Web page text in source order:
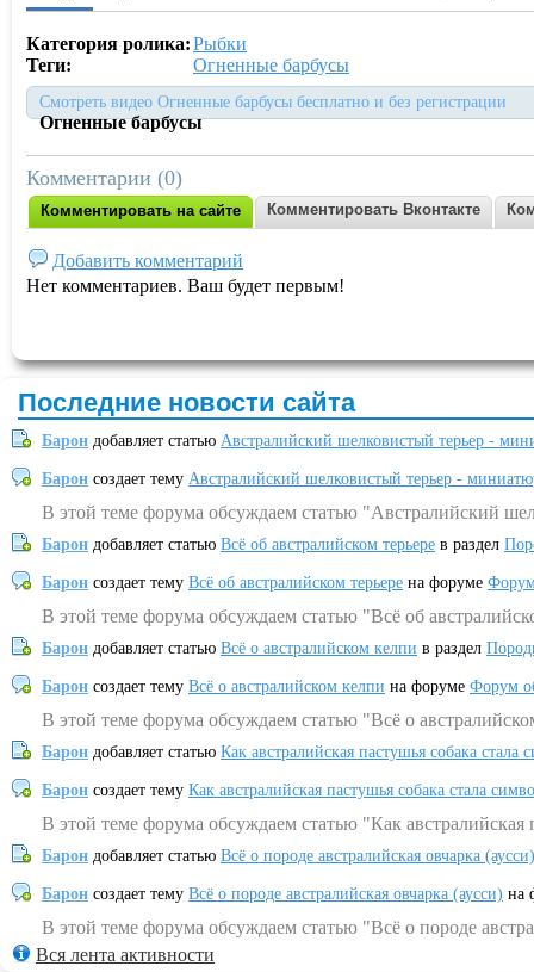
Категория ролика:Рыбки
Теги:
Огненные барбусы
Смотреть видео Огненные барбусы бесплатно и без регистрации
Огненные барбусы
Комментарии (0)
Комментировать на сайте Комментировать Вконтакте
Добавить комментарий
Нет комментариев. Ваш будет первым!
Последние новости сайта
Барон добавляет статью Австралийский шелковистый терьер -
Барон создает тему Австралийский шелковистый терьер -
В этой теме форума обсуждаем статью "Австралийский
Барон добавляет статью Всё об австралийском терьере в раздел
Барон создает тему Всё об австралийском терьере на форуме
В этой теме форума обсуждаем статью "Всё об
Барон добавляет статью Всё о австралийском келпи в раздел
Барон создает тему Всё о австралийском келпи на форуме Форум
В этой теме форума обсуждаем статью "Всё о
Барон добавляет статью Как австралийская пастушья собака
Барон создает тему Как австралийская пастушья собака стала
В этой теме форума обсуждаем статью "Как
Барон добавляет статью Всё о породе австралийская овчарка (аусси)
Барон создает тему Всё о породе австралийская овчарка (аусси) на
В этой теме форума обсуждаем статью "Всё о породе
Вся лента активности